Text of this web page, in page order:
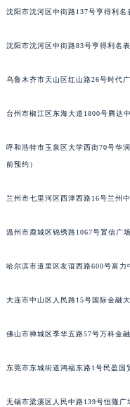
沈阳市沈河区中街路137号亨得利名
沈阳市沈河区中街路83号亨得利名
乌鲁木齐市天山区红山路26号时代
台州市椒江区东海大道1800号腾达
呼和浩特市玉泉区大学西街70号华
前预约）
兰州市七里河区西津西路16号兰州
温州市鹿城区锦绣路1067号置信广
哈尔滨市道里区友谊西路600号富力
大连市中山区人民路15号国际金融
佛山市禅城区季华五路57号万科金
东莞市东城街道鸿福东路1号民盈国
无锡市梁溪区人民中路139号恒隆广